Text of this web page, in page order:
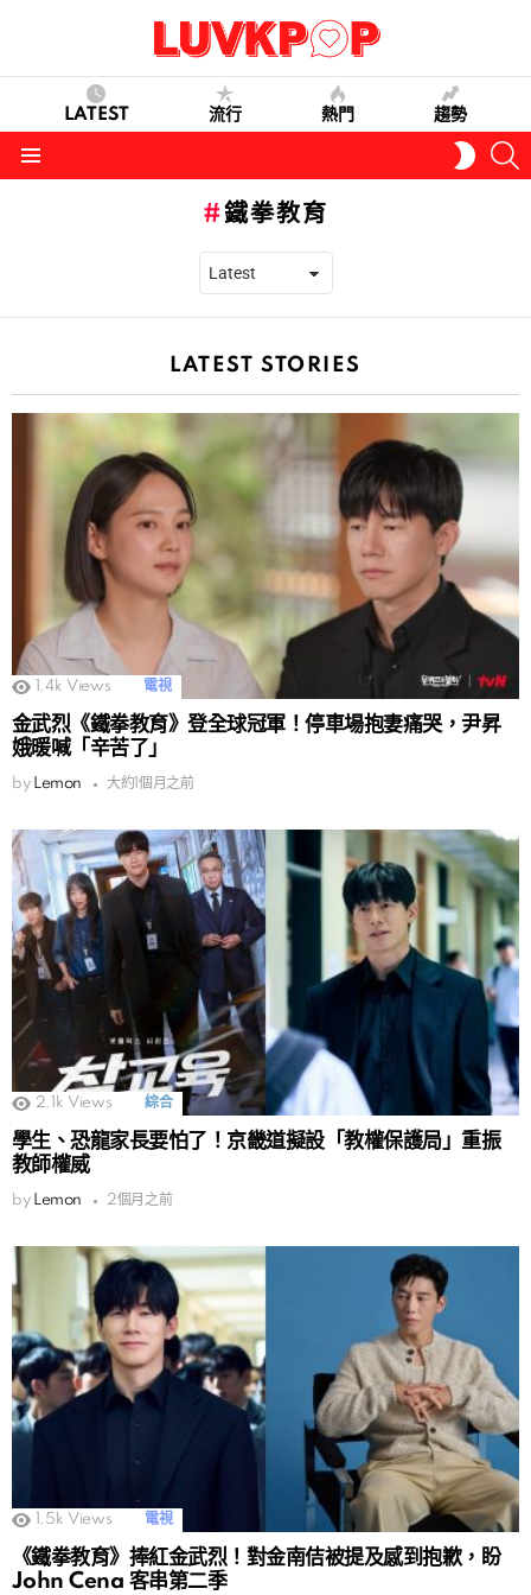
LATEST 流行 熱門 趨勢
SKIN
鐵拳教育
LATEST STORIES
1.4k Views 電視
金武烈《鐵拳教育》登全球冠軍！停車場抱妻痛哭，尹昇
娥暖喊「辛苦了」
by Lemon 大約1個月之前
2.1k Views 綜合
學生、恐龍家長要怕了！京畿道擬設「教權保護局」重振
教師權威
by Lemon 2個月之前
1.5k Views 電視
《鐵拳教育》捧紅金武烈！對金南佶被提及感到抱歉，盼
John Cena 客串第二季